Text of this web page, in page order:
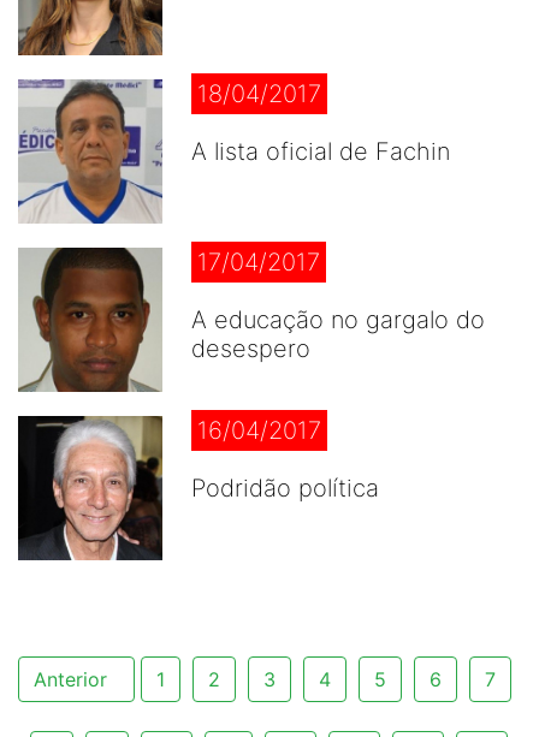
18/04/2017
A lista oficial de Fachin
17/04/2017
A educação no gargalo do
desespero
16/04/2017
Podridão política
Anterior 1 2 3 4 5 6 7